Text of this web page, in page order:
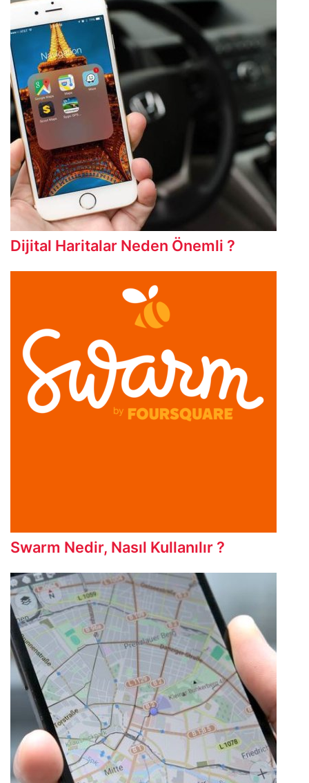
Dijital Haritalar Neden Önemli ?
Swarm Nedir, Nasıl Kullanılır ?